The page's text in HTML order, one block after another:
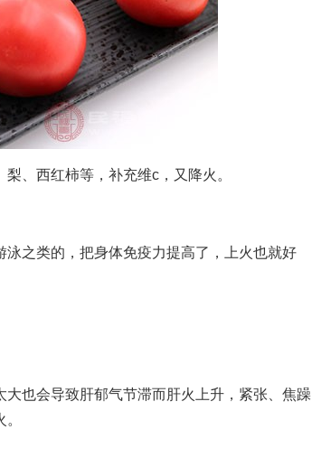
西红柿等，补充维c，又降火。
之类的，把身体免疫力提高了，上火也就好
也会导致肝郁气节滞而肝火上升，紧张、焦躁